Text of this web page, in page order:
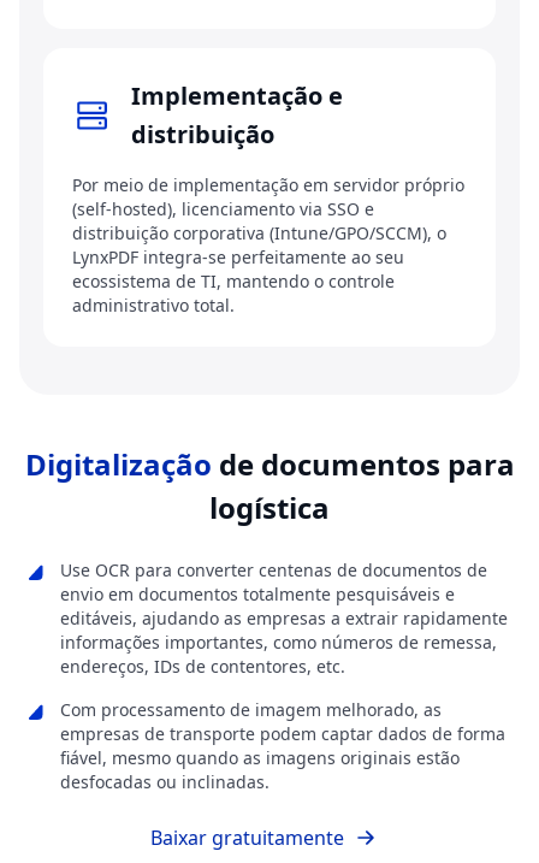
Implementação e
distribuição
Por meio de implementação em servidor próprio
(self-hosted), licenciamento via SSO e
distribuição corporativa (Intune/GPO/SCCM), o
LynxPDF integra-se perfeitamente ao seu
ecossistema de TI, mantendo o controle
administrativo total.
Digitalização de documentos para
logística
Use OCR para converter centenas de documentos de
envio em documentos totalmente pesquisáveis e
editáveis, ajudando as empresas a extrair rapidamente
informações importantes, como números de remessa,
endereços, IDs de contentores, etc.
Com processamento de imagem melhorado, as
empresas de transporte podem captar dados de forma
fiável, mesmo quando as imagens originais estão
desfocadas ou inclinadas.
Baixar gratuitamente